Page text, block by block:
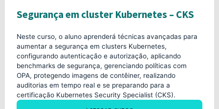
Segurança em cluster Kubernetes – CKS
Neste curso, o aluno aprenderá técnicas avançadas para
aumentar a segurança em clusters Kubernetes,
configurando autenticação e autorização, aplicando
benchmarks de segurança, gerenciando políticas com
OPA, protegendo imagens de contêiner, realizando
auditorias em tempo real e se preparando para a
certificação Kubernetes Security Specialist (CKS).